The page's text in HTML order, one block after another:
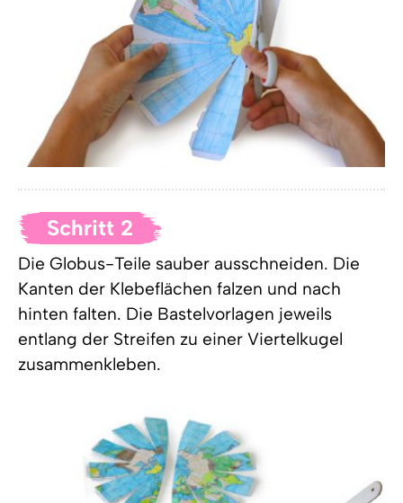
Schritt 2
Die Globus-Teile sauber ausschneiden. Die
Kanten der Klebeflächen falzen und nach
hinten falten. Die Bastelvorlagen jeweils
entlang der Streifen zu einer Viertelkugel
zusammenkleben.